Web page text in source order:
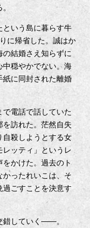
という島に暮らす⽜
に帰省した。誠はか
結婚さえ知らずに
中穏やかでない。海
紙に同封された離婚
電話で話していた
訪れた。茫然⾃失
⾃殺しようとする⼥
ッティ」というレ
をかけた。過去のト
ったれいこは、そ
過ごすことを決意す
錯していく――。